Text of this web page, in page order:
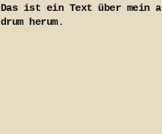
Das ist ein Text über mein
drum herum.